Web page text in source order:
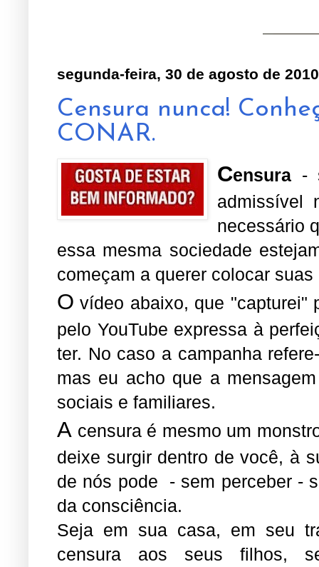
segunda-feira, 30 de agosto de 2010
Censura nunca!
CONAR.
Censura -
admissível
necessário
essa mesma sociedade
começam a querer colocar
O vídeo abaixo, que
pelo YouTube expressa à
ter. No caso a campanha
mas eu acho que a
sociais e familiares.
A censura é mesmo um
deixe surgir dentro de você, à
de nós pode - sem perceber -
da consciência.
Seja em sua casa, em seu
censura aos seus filhos,